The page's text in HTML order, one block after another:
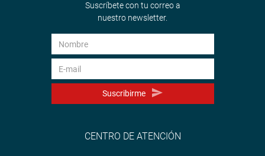
Suscríbete con tu correo a
nuestro newsletter.
Suscribirme
CENTRO DE ATENCIÓN